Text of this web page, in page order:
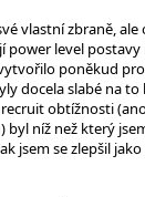
vlastní zbraně,
power level
poněkud
docela slabé na
obtížnosti
byl níž než který
jsem se zlepšil